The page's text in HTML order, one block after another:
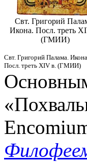
Свт. Григорий
Икона. Посл. треть
(ГМИИ)
Свт. Григорий Палама.
Посл. треть XIV в. (ГМИИ)